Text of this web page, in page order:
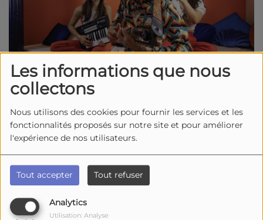
Les informations que nous
collectons
Nous utilisons des cookies pour fournir les services et les
fonctionnalités proposés sur notre site et pour améliorer
l'expérience de nos utilisateurs.
Tout accepter Tout refuser
Analytics
Utilisation: Analyse
Du 05 août 2026à 18h00
au 19 août 2026à 18h00
La Cotinière
Saint Pierre d'oléron